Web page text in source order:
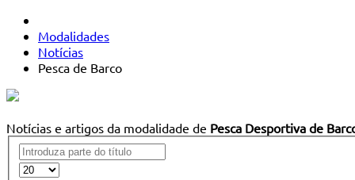
Modalidades
Notícias
Pesca de Barco
Notícias e artigos da modalidade de Pesca Desportiva de